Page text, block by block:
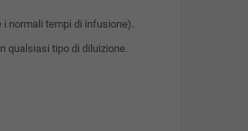
normali tempi di infusione).
qualsiasi tipo di diluizione.